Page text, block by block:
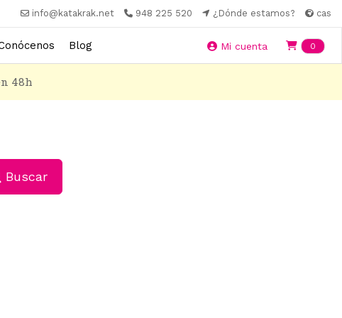
info@katakrak.net 948 225 520 ¿Dónde estamos? cas
Blog Mi cuenta 0
48h
Buscar